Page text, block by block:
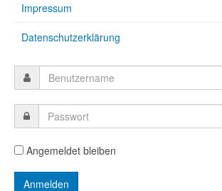
Impressum
Datenschutzerklärung
Angemeldet bleiben